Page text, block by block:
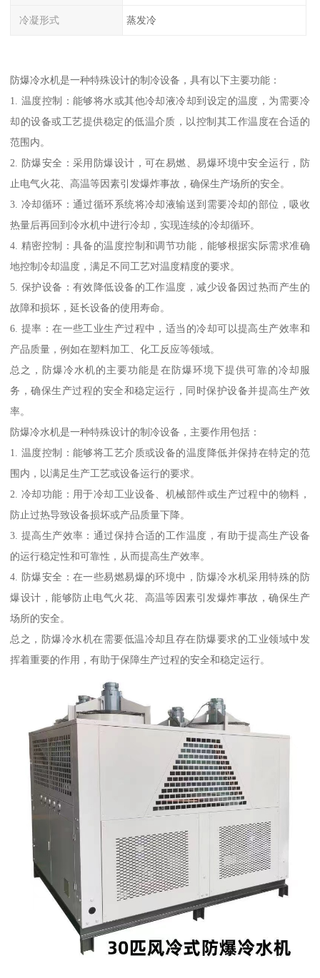
冷凝形式 蒸发冷
防爆冷水机是一种特殊设计的制冷设备，具有以下主要功能：
1. 温度控制：能够将水或其他冷却液冷却到设定的温度，为需要冷
却的设备或工艺提供稳定的低温介质，以控制其工作温度在合适的
范围内。
2. 防爆安全：采用防爆设计，可在易燃、易爆环境中安全运行，防
止电气火花、高温等因素引发爆炸事故，确保生产场所的安全。
3. 冷却循环：通过循环系统将冷却液输送到需要冷却的部位，吸收
热量后再回到冷水机中进行冷却，实现连续的冷却循环。
4. 精密控制：具备的温度控制和调节功能，能够根据实际需求准确
地控制冷却温度，满足不同工艺对温度精度的要求。
5. 保护设备：有效降低设备的工作温度，减少设备因过热而产生的
故障和损坏，延长设备的使用寿命。
6. 提率：在一些工业生产过程中，适当的冷却可以提高生产效率和
产品质量，例如在塑料加工、化工反应等领域。
总之，防爆冷水机的主要功能是在防爆环境下提供可靠的冷却服
务，确保生产过程的安全和稳定运行，同时保护设备并提高生产效
率。
防爆冷水机是一种特殊设计的制冷设备，主要作用包括：
1. 温度控制：能够将工艺介质或设备的温度降低并保持在特定的范
围内，以满足生产工艺或设备运行的要求。
2. 冷却功能：用于冷却工业设备、机械部件或生产过程中的物料，
防止过热导致设备损坏或产品质量下降。
3. 提高生产效率：通过保持合适的工作温度，有助于提高生产设备
的运行稳定性和可靠性，从而提高生产效率。
4. 防爆安全：在一些易燃易爆的环境中，防爆冷水机采用特殊的防
爆设计，能够防止电气火花、高温等因素引发爆炸事故，确保生产
场所的安全。
总之，防爆冷水机在需要低温冷却且存在防爆要求的工业领域中发
挥着重要的作用，有助于保障生产过程的安全和稳定运行。